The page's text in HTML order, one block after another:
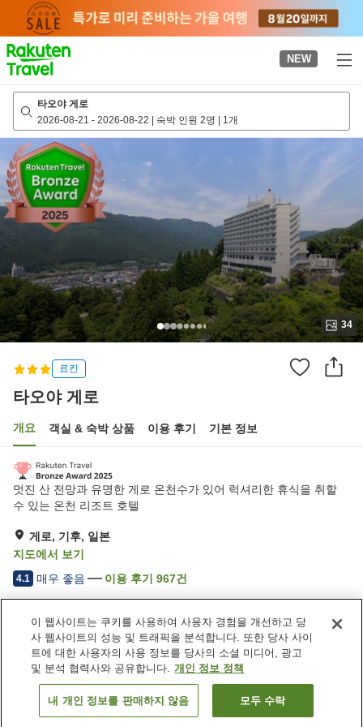
page
NEW
타오야 게로
2026-08-21 - 2026-08-22 | 숙박 인원 2명 | 1개
34
료칸
타오야 게로
개요 객실 & 숙박 상품 이용 후기 기본 정보
멋진 산 전망과 유명한 게로 온천수가 있어 럭셔리한 휴식을 취할
수 있는 온천 리조트 호텔
게로, 기후, 일본
지도에서 보기
4.1 매우 좋음 이용 후기 967건
숙소 편의 시설/서비스
주차장
자동판매기
상점
노천탕 (온천)
일본 기후 게로 타오야 게로
객실 보기
이 웹사이트는 쿠키를 사용하여 사용자 경험을 개선하고 당
사 웹사이트의 성능 및 트래픽을 분석합니다. 또한 당사 사이
트에 대한 사용자의 사용 정보를 당사의 소셜 미디어, 광고
및 분석 협력사와 공유합니다. 개인 정보 정책
내 개인 정보를 판매하지 않음 모두 수락